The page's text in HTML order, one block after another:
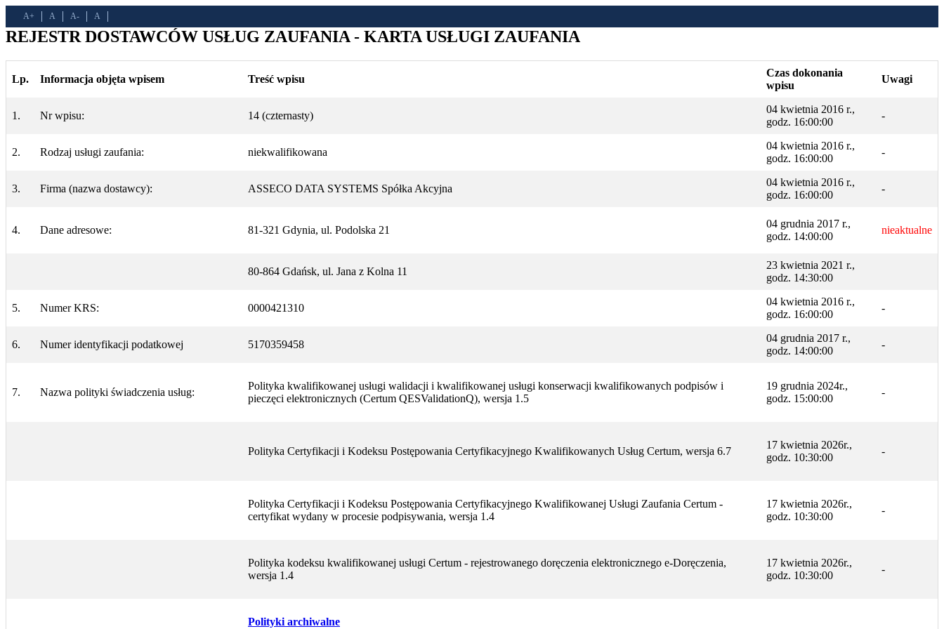
A+ A A- A
REJESTR DOSTAWCÓW USŁUG ZAUFANIA - KARTA USŁUGI ZAUFANIA
Lp. Informacja objęta wpisem Treść wpisu
Czas dokonania
wpisu
Uwagi
1. Nr wpisu: 14 (czternasty)
04 kwietnia 2016 r.,
godz. 16:00:00
-
2. Rodzaj usługi zaufania: niekwalifikowana
04 kwietnia 2016 r.,
godz. 16:00:00
-
3. Firma (nazwa dostawcy): ASSECO DATA SYSTEMS Spółka Akcyjna
04 kwietnia 2016 r.,
godz. 16:00:00
-
4. Dane adresowe: 81-321 Gdynia, ul. Podolska 21
04 grudnia 2017 r.,
godz. 14:00:00
nieaktualne
80-864 Gdańsk, ul. Jana z Kolna 11
23 kwietnia 2021 r.,
godz. 14:30:00
5. Numer KRS: 0000421310
04 kwietnia 2016 r.,
godz. 16:00:00
-
6. Numer identyfikacji podatkowej 5170359458
04 grudnia 2017 r.,
godz. 14:00:00
-
7. Nazwa polityki świadczenia usług:
Polityka kwalifikowanej usługi walidacji i kwalifikowanej usługi konserwacji kwalifikowanych podpisów i
pieczęci elektronicznych (Certum QESValidationQ), wersja 1.5
19 grudnia 2024r.,
godz. 15:00:00
-
Polityka Certyfikacji i Kodeksu Postępowania Certyfikacyjnego Kwalifikowanych Usług Certum, wersja 6.7
17 kwietnia 2026r.,
godz. 10:30:00
-
Polityka Certyfikacji i Kodeksu Postępowania Certyfikacyjnego Kwalifikowanej Usługi Zaufania Certum -
certyfikat wydany w procesie podpisywania, wersja 1.4
17 kwietnia 2026r.,
godz. 10:30:00
-
Polityka kodeksu kwalifikowanej usługi Certum - rejestrowanego doręczenia elektronicznego e-Doręczenia,
wersja 1.4
17 kwietnia 2026r.,
godz. 10:30:00
-
Polityki archiwalne